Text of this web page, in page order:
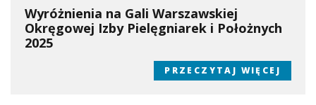
Wyróżnienia na Gali Warszawskiej
Okręgowej Izby Pielęgniarek i Położnych
2025
PRZECZYTAJ WIĘCEJ